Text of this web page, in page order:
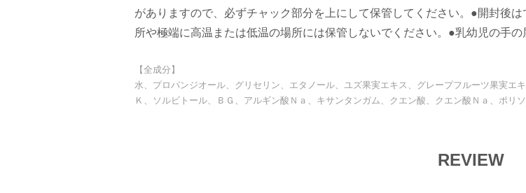
がありますので、必ずチャック部分を上にして保管してください。●開封後
所や極端に高温または低温の場所には保管しないでください。●乳幼児の手の
【全成分】
水、プロパンジオール、グリセリン、エタノール、ユズ果実エキス、グレープフルーツ果実エ
Ｋ、ソルビトール、ＢＧ、アルギン酸Ｎａ、キサンタンガム、クエン酸、クエン酸Ｎａ、ポリ
REVIEW